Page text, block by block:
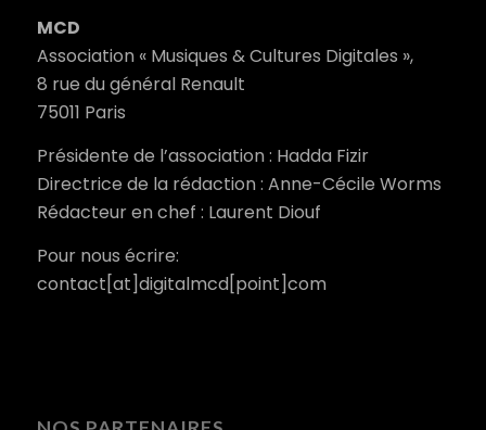
MCD
Association « Musiques & Cultures Digitales »,
8 rue du général Renault
75011 Paris
Présidente de l’association : Hadda Fizir
Directrice de la rédaction : Anne-Cécile Worms
Rédacteur en chef : Laurent Diouf
Pour nous écrire:
contact[at]digitalmcd[point]com